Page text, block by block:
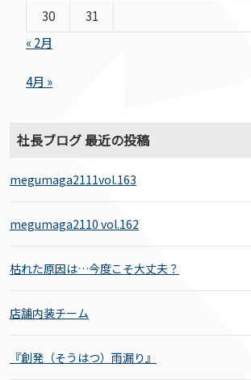
30
31
« 2月
4月 »
社長ブログ 最近の投稿
megumaga2111vol.163
megumaga2110 vol.162
枯れた原因は…今度こそ大丈夫？
店舗内装チーム
『創発（そうはつ）雨漏り』